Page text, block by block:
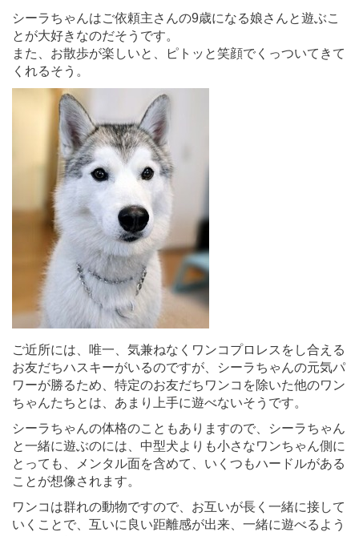
シーラちゃんはご依頼主さんの9歳になる娘さんと遊ぶこ
とが大好きなのだそうです。
また、お散歩が楽しいと、ピトッと笑顔でくっついてきて
くれるそう。
ご近所には、唯一、気兼ねなくワンコプロレスをし合える
お友だちハスキーがいるのですが、シーラちゃんの元気パ
ワーが勝るため、特定のお友だちワンコを除いた他のワン
ちゃんたちとは、あまり上手に遊べないそうです。
シーラちゃんの体格のこともありますので、シーラちゃん
と一緒に遊ぶのには、中型犬よりも小さなワンちゃん側に
とっても、メンタル面を含めて、いくつもハードルがある
ことが想像されます。
ワンコは群れの動物ですので、お互いが長く一緒に接して
いくことで、互いに良い距離感が出来、一緒に遊べるよう